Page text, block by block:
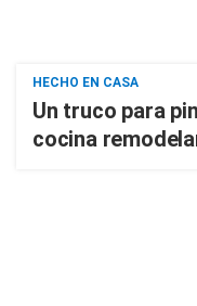
HECHO EN CASA
Un truco para
cocina